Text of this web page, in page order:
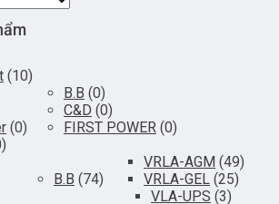
(10)
(0)
B.B (0)
C&D (0)
FIRST POWER (0)
B.B (74)
VRLA-AGM (49)
VRLA-GEL (25)
VLA-UPS (3)